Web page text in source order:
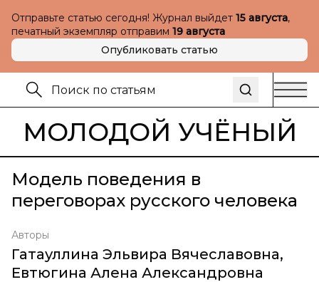
Отправьте статью сегодня! Журнал выйдет 15 августа,
печатный экземпляр отправим 19 августа
Опубликовать статью
МОЛОДОЙ УЧЁНЫЙ
Модель поведения в
переговорах русского человека
Авторы
Гатауллина Эльвира Вячеславовна,
Евтюгина Алена Александровна